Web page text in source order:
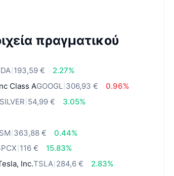
πραγματικού
193,59 €
2.27%
Class AGOOGL 306,93 €
0.96%
SILVER 54,99 €
3.05%
363,88 €
0.44%
116 €
15.83%
Inc.TSLA 284,6 €
2.83%